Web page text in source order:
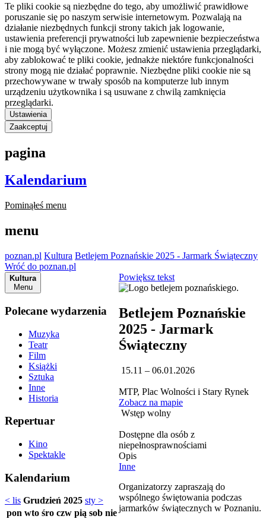
Te pliki cookie są niezbędne do tego, aby umożliwić prawidłowe
poruszanie się po naszym serwisie internetowym. Pozwalają na
działanie niezbędnych funkcji strony takich jak logowanie,
ustawienia preferencji prywatności lub zapewnienie bezpieczeństwa
i nie mogą być wyłączone. Możesz zmienić ustawienia przeglądarki,
aby zablokować te pliki cookie, jednakże niektóre funkcjonalności
strony mogą nie działać poprawnie. Niezbędne pliki cookie nie są
przechowywane w trwały sposób na komputerze lub innym
urządzeniu użytkownika i są usuwane z chwilą zamknięcia
przeglądarki.
Ustawienia
Zaakceptuj
pagina
Kalendarium
Pominąłeś menu
menu
poznan.pl Kultura Betlejem Poznańskie 2025 - Jarmark Świąteczny
Wróć do poznan.pl
Kultura
Menu
Polecane wydarzenia
Muzyka
Teatr
Film
Książki
Sztuka
Inne
Historia
Repertuar
Kino
Spektakle
Kalendarium
< lis Grudzień 2025 sty >
pon wto śro czw pią sob nie
Powiększ tekst
Betlejem Poznańskie
2025 - Jarmark
Świąteczny
15.11 – 06.01.2026
MTP, Plac Wolności i Stary Rynek
Zobacz na mapie
Wstęp wolny
Dostępne dla osób z
niepełnosprawnościami
Opis
Inne
Organizatorzy zapraszają do
wspólnego świętowania podczas
jarmarków świątecznych w Poznaniu.